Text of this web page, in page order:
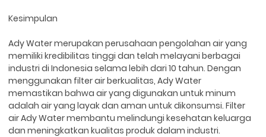
Kesimpulan
Ady Water merupakan perusahaan pengolahan air yang
memiliki kredibilitas tinggi dan telah melayani berbagai
industri di Indonesia selama lebih dari 10 tahun. Dengan
menggunakan filter air berkualitas, Ady Water
memastikan bahwa air yang digunakan untuk minum
adalah air yang layak dan aman untuk dikonsumsi. Filter
air Ady Water membantu melindungi kesehatan keluarga
dan meningkatkan kualitas produk dalam industri.